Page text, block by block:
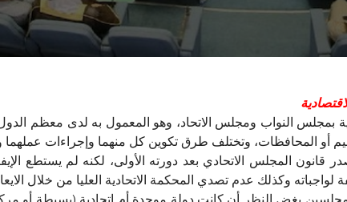
تكوين السلطة التشريعية بمجلس النواب ومجلس الاتحاد، وهو المعمول به لدى
أو المحافظات، وتختلف طرق تكوين كل منهما وإجراءات
المجلس الاتحادي بعد دورته الأولى، لكنه لم يستطع
وكذلك عدم تصدي المحكمة الاتحادية العليا من خلال